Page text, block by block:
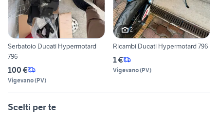
Serbatoio Ducati Hypermotard
796
100 €
Vigevano(PV)
2
Ricambi Ducati Hypermotard 796
1 €
Vigevano(PV)
Scelti per te